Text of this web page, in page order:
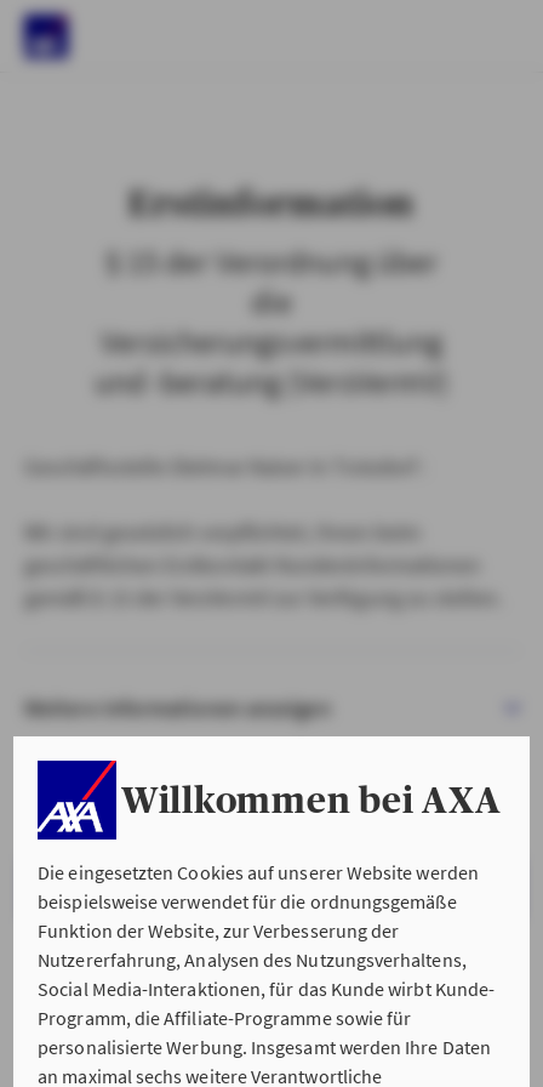
Willkommen bei AXA
Die eingesetzten Cookies auf unserer Website werden
beispielsweise verwendet für die ordnungsgemäße
Funktion der Website, zur Verbesserung der
Nutzererfahrung, Analysen des Nutzungsverhaltens,
Social Media-Interaktionen, für das Kunde wirbt Kunde-
Programm, die Affiliate-Programme sowie für
personalisierte Werbung. Insgesamt werden Ihre Daten
an maximal sechs weitere Verantwortliche
Erstinformation
§ 15 der Verordnung über
die
Versicherungsvermittlung
und -beratung (VersVermV)
Weitere Informationen anzeigen
VERSTANDEN & WEITER